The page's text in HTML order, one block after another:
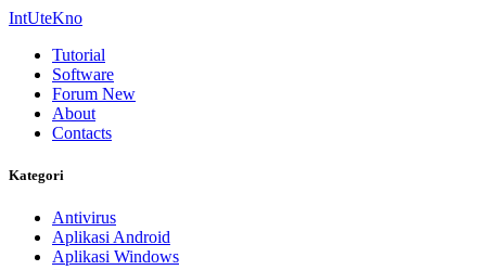
IntUteKno
Tutorial
Software
Forum New
About
Contacts
Kategori
Antivirus
Aplikasi Android
Aplikasi Windows